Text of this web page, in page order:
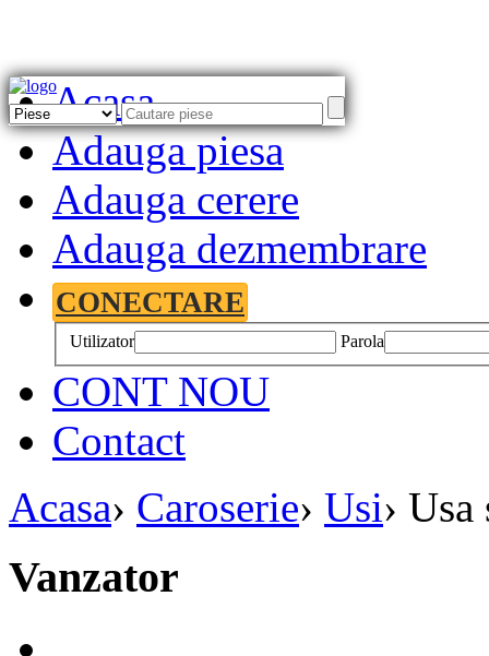
Acasa
Adauga piesa
Adauga cerere
Adauga dezmembrare
CONECTARE
Utilizator Parola
CONT NOU
Contact
Acasa› Caroserie› Usi› Usa
Vanzator